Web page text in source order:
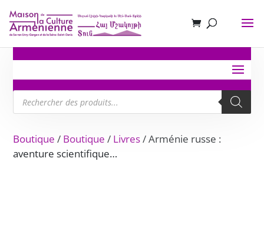
Recherche
de
produits
Boutique / Boutique / Livres/ Arménie russe :
aventure scientifique…